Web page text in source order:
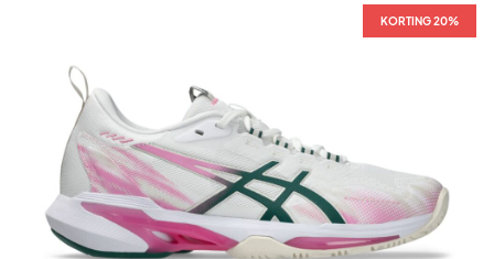
KORTING 20%
KORTING 20%
KORTING 20%
KORTING 20%
KORTING 20%
KORTING 20%
KORTING 20%